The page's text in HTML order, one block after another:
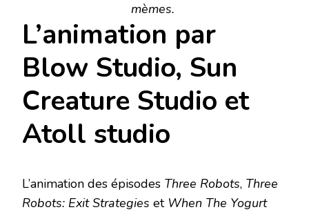
mèmes.
L’animation par
Blow Studio, Sun
Creature Studio et
Atoll studio
L’animation des épisodes Three Robots, Three
Robots: Exit Strategies et When The Yogurt